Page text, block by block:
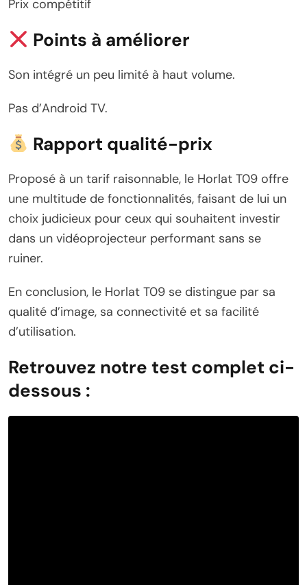
Prix compétitif
Points à améliorer
Son intégré un peu limité à haut volume.
Pas d’Android TV.
Rapport qualité-prix
Proposé à un tarif raisonnable, le Horlat T09 offre
une multitude de fonctionnalités, faisant de lui un
choix judicieux pour ceux qui souhaitent investir
dans un vidéoprojecteur performant sans se
ruiner.
En conclusion, le Horlat T09 se distingue par sa
qualité d’image, sa connectivité et sa facilité
d’utilisation.
Retrouvez notre test complet ci-
dessous :